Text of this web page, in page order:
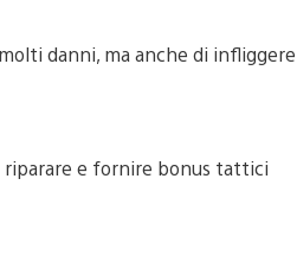
danni, ma anche di infliggere
riparare e fornire bonus tattici